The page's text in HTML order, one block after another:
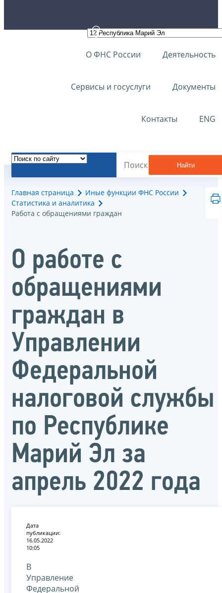
О ФНС России Деятельность
Сервисы и госуслуги Документы
Контакты ENG
Найти
Главная страница
Иные функции ФНС России
Статистика и аналитика
Работа с обращениями граждан
О работе с
обращениями
граждан в
Управлении
Федеральной
налоговой службы
по Республике
Марий Эл за
апрель 2022 года
Дата
публикации:
16.05.2022
10:05
В
Управление
Федеральной